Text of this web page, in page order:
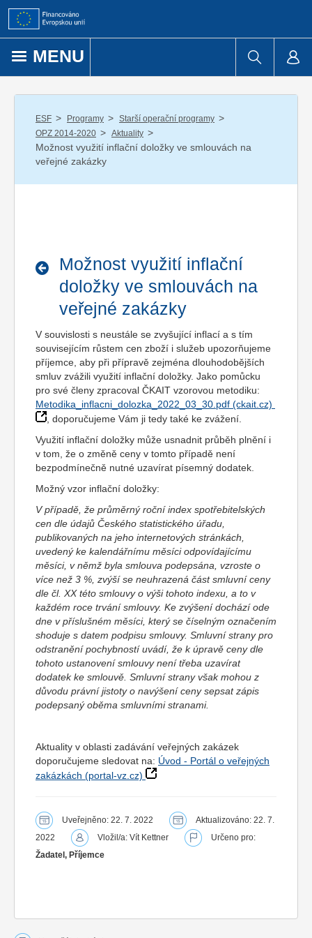
Přejít k obsahu
MENU
ESF / Programy / Starší operační programy /
OPZ 2014-2020 / Aktuality /
Možnost využití inflační doložky ve smlouvách na
veřejné zakázky
Možnost využití inflační
doložky ve smlouvách na
veřejné zakázky
V souvislosti s neustále se zvyšující inflací a s tím
souvisejícím růstem cen zboží i služeb upozorňujeme
příjemce, aby při přípravě zejména dlouhodobějších
smluv zvážili využití inflační doložky. Jako pomůcku
pro své členy zpracoval ČKAIT vzorovou metodiku:
Metodika_inflacni_dolozka_2022_03_30.pdf (ckait.cz)
, doporučujeme Vám ji tedy také ke zvážení.
Využití inflační doložky může usnadnit průběh plnění i
v tom, že o změně ceny v tomto případě není
bezpodmínečně nutné uzavírat písemný dodatek.
Možný vzor inflační doložky:
V případě, že průměrný roční index spotřebitelských
cen dle údajů Českého statistického úřadu,
publikovaných na jeho internetových stránkách,
uvedený ke kalendářnímu měsíci odpovídajícímu
měsíci, v němž byla smlouva podepsána, vzroste o
více než 3 %, zvýší se neuhrazená část smluvní ceny
dle čl. XX této smlouvy o výši tohoto indexu, a to v
každém roce trvání smlouvy. Ke zvýšení dochází ode
dne v příslušném měsíci, který se číselným označením
shoduje s datem podpisu smlouvy. Smluvní strany pro
odstranění pochybností uvádí, že k úpravě ceny dle
tohoto ustanovení smlouvy není třeba uzavírat
dodatek ke smlouvě. Smluvní strany však mohou z
důvodu právní jistoty o navýšení ceny sepsat zápis
podepsaný oběma smluvními stranami.
Aktuality v oblasti zadávání veřejných zakázek
doporučujeme sledovat na: Úvod - Portál o veřejných
zakázkách (portal-vz.cz)
Uveřejněno: 22. 7. 2022
Aktualizováno: 22. 7.
2022
Vložil/a: Vít Kettner
Určeno pro:
Žadatel, Příjemce